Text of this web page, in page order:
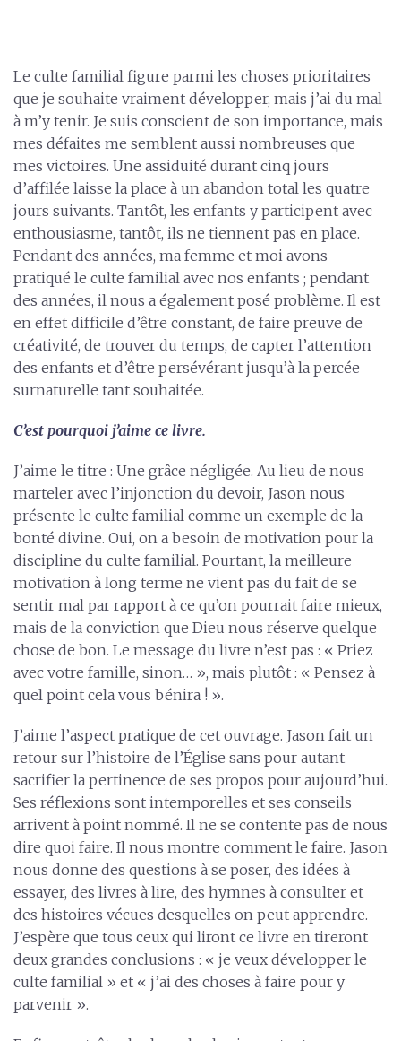
Le culte familial figure parmi les choses prioritaires
que je souhaite vraiment développer, mais j’ai du mal
à m’y tenir. Je suis conscient de son importance, mais
mes défaites me semblent aussi nombreuses que
mes victoires. Une assiduité durant cinq jours
d’affilée laisse la place à un abandon total les quatre
jours suivants. Tantôt, les enfants y participent avec
enthousiasme, tantôt, ils ne tiennent pas en place.
Pendant des années, ma femme et moi avons
pratiqué le culte familial avec nos enfants ; pendant
des années, il nous a également posé problème. Il est
en effet difficile d’être constant, de faire preuve de
créativité, de trouver du temps, de capter l’attention
des enfants et d’être persévérant jusqu’à la percée
surnaturelle tant souhaitée.
C’est pourquoi j’aime ce livre.
J’aime le titre : Une grâce négligée. Au lieu de nous
marteler avec l’injonction du devoir, Jason nous
présente le culte familial comme un exemple de la
bonté divine. Oui, on a besoin de motivation pour la
discipline du culte familial. Pourtant, la meilleure
motivation à long terme ne vient pas du fait de se
sentir mal par rapport à ce qu’on pourrait faire mieux,
mais de la conviction que Dieu nous réserve quelque
chose de bon. Le message du livre n’est pas : « Priez
avec votre famille, sinon… », mais plutôt : « Pensez à
quel point cela vous bénira ! ».
J’aime l’aspect pratique de cet ouvrage. Jason fait un
retour sur l’histoire de l’Église sans pour autant
sacrifier la pertinence de ses propos pour aujourd’hui.
Ses réflexions sont intemporelles et ses conseils
arrivent à point nommé. Il ne se contente pas de nous
dire quoi faire. Il nous montre comment le faire. Jason
nous donne des questions à se poser, des idées à
essayer, des livres à lire, des hymnes à consulter et
des histoires vécues desquelles on peut apprendre.
J’espère que tous ceux qui liront ce livre en tireront
deux grandes conclusions : « je veux développer le
culte familial » et « j’ai des choses à faire pour y
parvenir ».